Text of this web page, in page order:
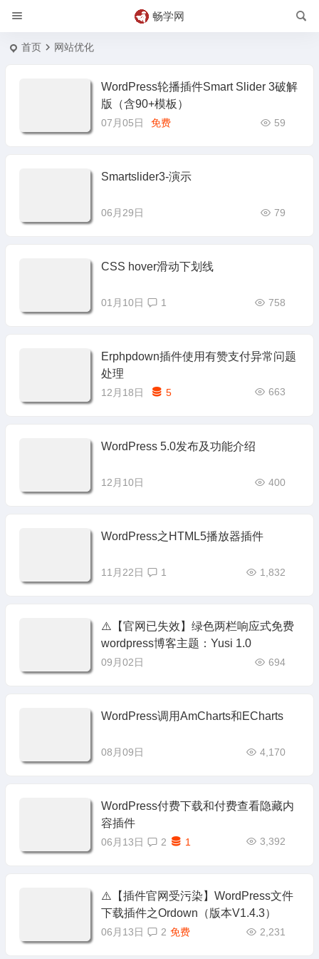
畅学网
首页 网站优化
WordPress轮播插件Smart Slider 3破解
版（含90+模板）
07月05日 59
免费
Smartslider3-演示
06月29日 79
CSS hover滑动下划线
01月10日 758
1
Erphpdown插件使用有赞支付异常问题
处理
12月18日 663
5
WordPress 5.0发布及功能介绍
12月10日 400
WordPress之HTML5播放器插件
11月22日 1,832
1
⚠️【官网已失效】绿色两栏响应式免费
wordpress博客主题：Yusi 1.0
09月02日 694
WordPress调用AmCharts和ECharts
08月09日 4,170
WordPress付费下载和付费查看隐藏内
容插件
06月13日 3,392
2 1
⚠️【插件官网受污染】WordPress文件
下载插件之Ordown（版本V1.4.3）
06月13日 2,231
2 免费